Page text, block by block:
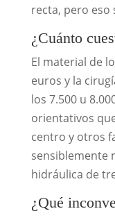
recta, pero eso
¿Cuánto
El material de
euros y la
los 7.500 u
orientativos
centro y otros
sensiblemente
hidráulica de
¿Qué